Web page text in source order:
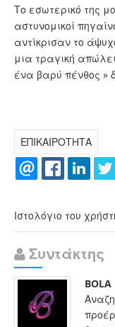
Το εσωτερικό της
αστυνομικοί
αντίκρισαν το
μια τραγική
ένα βαρύ πένθος »
ΕΠΙΚΑΙΡΟΤΗΤΑ
Ιστολόγιο του
Συντάκτης
BOLA